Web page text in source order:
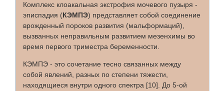
Комплекс клоакальная экстрофия мочевого пузыря -
эписпадия (КЭМПЭ) представляет собой соединение
врожденный пороков развития (мальформаций),
вызванных неправильным развитием мезенхимы во
время первого триместра беременности.
КЭМПЭ - это сочетание тесно связанных между
собой явлений, разных по степени тяжести,
находящиеся внутри одного спектра [10]. До 5-ой